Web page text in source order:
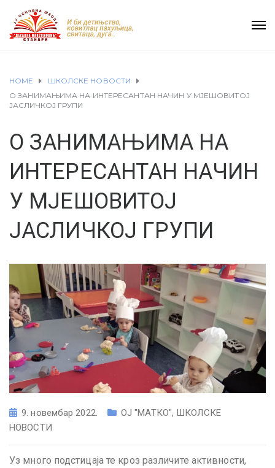
HOME
ШКОЛСКЕ НОВОСТИ
О ЗАНИМАЊИМА НА ИНТЕРЕСАНТАН НАЧИН У МЈЕШОВИТОЈ
ЈАСЛИЧКОЈ ГРУПИ
О ЗАНИМАЊИМА НА
ИНТЕРЕСАНТАН НАЧИН
У МЈЕШОВИТОЈ
ЈАСЛИЧКОЈ ГРУПИ
9. новембар 2022. ОЈ "МАТКО", ШКОЛСКЕ
НОВОСТИ
Уз много подстицаја те кроз различите активности,